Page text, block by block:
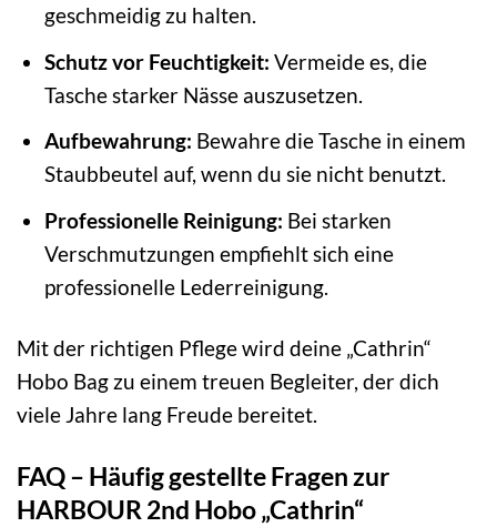
geschmeidig zu halten.
Schutz vor Feuchtigkeit: Vermeide es, die
Tasche starker Nässe auszusetzen.
Aufbewahrung: Bewahre die Tasche in einem
Staubbeutel auf, wenn du sie nicht benutzt.
Professionelle Reinigung: Bei starken
Verschmutzungen empfiehlt sich eine
professionelle Lederreinigung.
Mit der richtigen Pflege wird deine „Cathrin“
Hobo Bag zu einem treuen Begleiter, der dich
viele Jahre lang Freude bereitet.
FAQ – Häufig gestellte Fragen zur
HARBOUR 2nd Hobo „Cathrin“